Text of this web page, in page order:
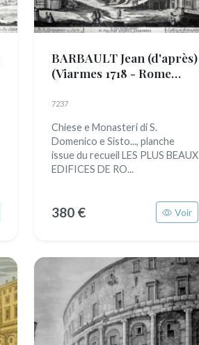
BARBAULT Jean (d'après)
(Viarmes 1718 - Rome
7237
Chiese e Monasteri di S.
Domenico e Sisto..., planche
issue du recueil LES PLUS BEAUX
EDIFICES DE RO...
380 € Voir